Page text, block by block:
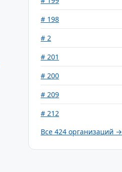
# 198
# 2
# 201
# 200
# 209
# 212
Все 424 организаций →